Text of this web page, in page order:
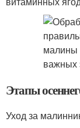
Этапы
Уход за